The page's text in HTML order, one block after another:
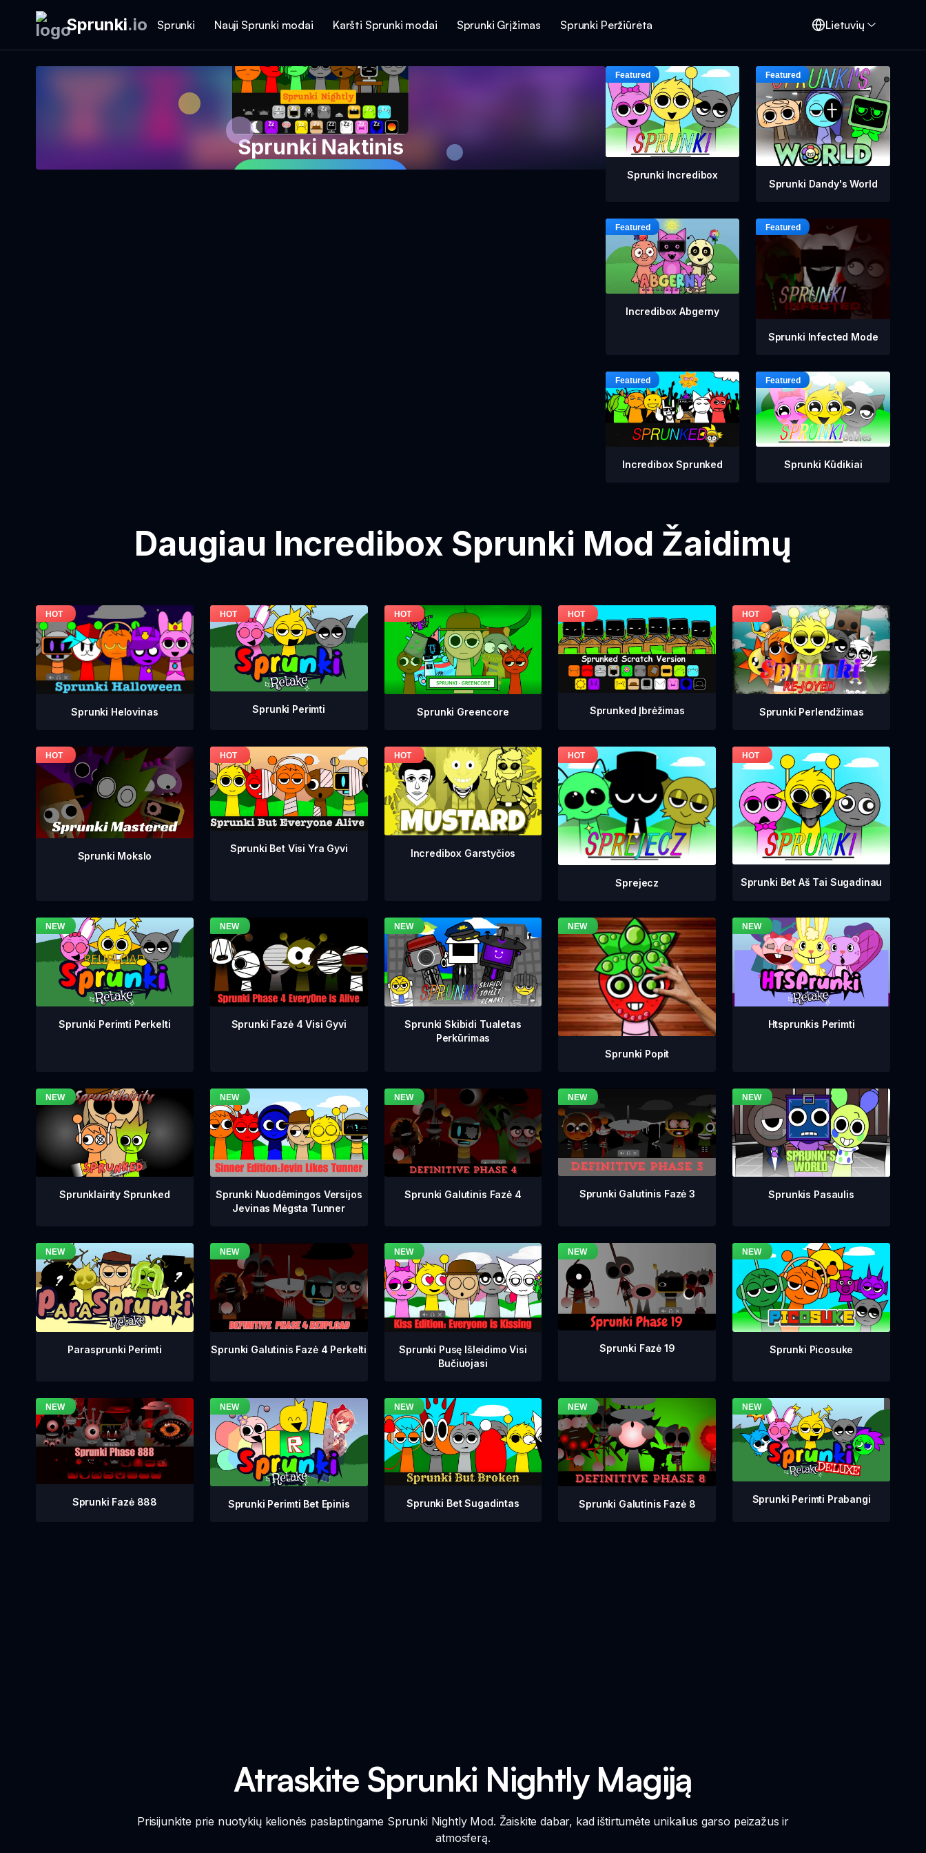
Sprunki.io Sprunki Nauji Sprunki modai Karšti Sprunki modai Sprunki Grįžimas Sprunki Peržiūrėta Lietuvių
Sprunki Naktinis
Sprunki Incredibox
Sprunki Dandy's World
Incredibox Abgerny
Sprunki Infected Mode
Incredibox Sprunked Sprunki Kūdikiai
Daugiau Incredibox Sprunki Mod Žaidimų
Sprunki Helovinas Sprunki Perimti Sprunki Greencore Sprunked Įbrėžimas Sprunki Perlendžimas
Sprunki Mokslo
Sprunki Bet Visi Yra Gyvi Incredibox Garstyčios
Sprejecz Sprunki Bet Aš Tai Sugadinau
Sprunki Perimti Perkelti Sprunki Fazė 4 Visi Gyvi
Sprunki Skibidi Tualetas
Perkūrimas
Sprunki Popit
Htsprunkis Perimti
Sprunklairity Sprunked
Sprunki Nuodėmingos Versijos
Jevinas Mėgsta Tunner
Sprunki Galutinis Fazė 4 Sprunki Galutinis Fazė 3 Sprunkis Pasaulis
Parasprunki Perimti Sprunki Galutinis Fazė 4 Perkelti
Sprunki Pusę Išleidimo Visi
Bučiuojasi
Sprunki Fazė 19 Sprunki Picosuke
Sprunki Fazė 888 Sprunki Perimti Bet Epinis Sprunki Bet Sugadintas Sprunki Galutinis Fazė 8 Sprunki Perimti Prabangi
Atraskite Sprunki Nightly Magiją
Prisijunkite prie nuotykių kelionės paslaptingame Sprunki Nightly Mod. Žaiskite dabar, kad ištirtumėte unikalius garso peizažus ir
atmosferą.